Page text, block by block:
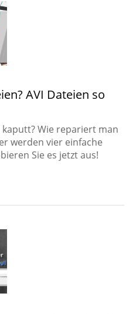
AVI Dateien so
Wie repariert man
werden vier einfache
Sie es jetzt aus!